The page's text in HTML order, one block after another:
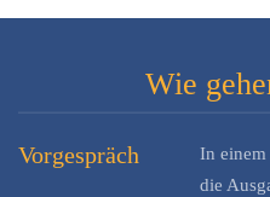
Wie
Vorgespräch
In
die